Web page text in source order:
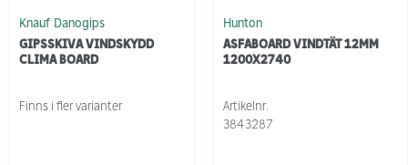
Knauf Danogips
GIPSSKIVA VINDSKYDD
CLIMA BOARD
Finns i fler varianter
Hunton
ASFABOARD VINDTÄT 12MM
1200X2740
Artikelnr.
3843287